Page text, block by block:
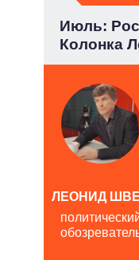
Июль:
Колонка
ЛЕОНИД